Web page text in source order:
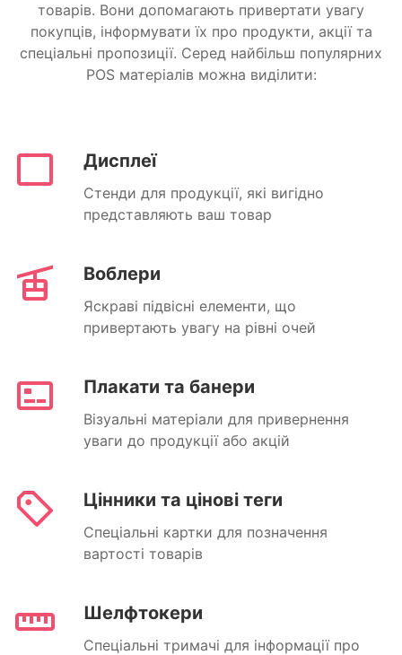
товарів. Вони допомагають привертати увагу
покупців, інформувати їх про продукти, акції та
спеціальні пропозиції. Серед найбільш популярних
POS матеріалів можна виділити:
Дисплеї
Стенди для продукції, які вигідно
представляють ваш товар
Воблери
Яскраві підвісні елементи, що
привертають увагу на рівні очей
Плакати та банери
Візуальні матеріали для привернення
уваги до продукції або акцій
Цінники та цінові теги
Спеціальні картки для позначення
вартості товарів
Шелфтокери
Спеціальні тримачі для інформації про